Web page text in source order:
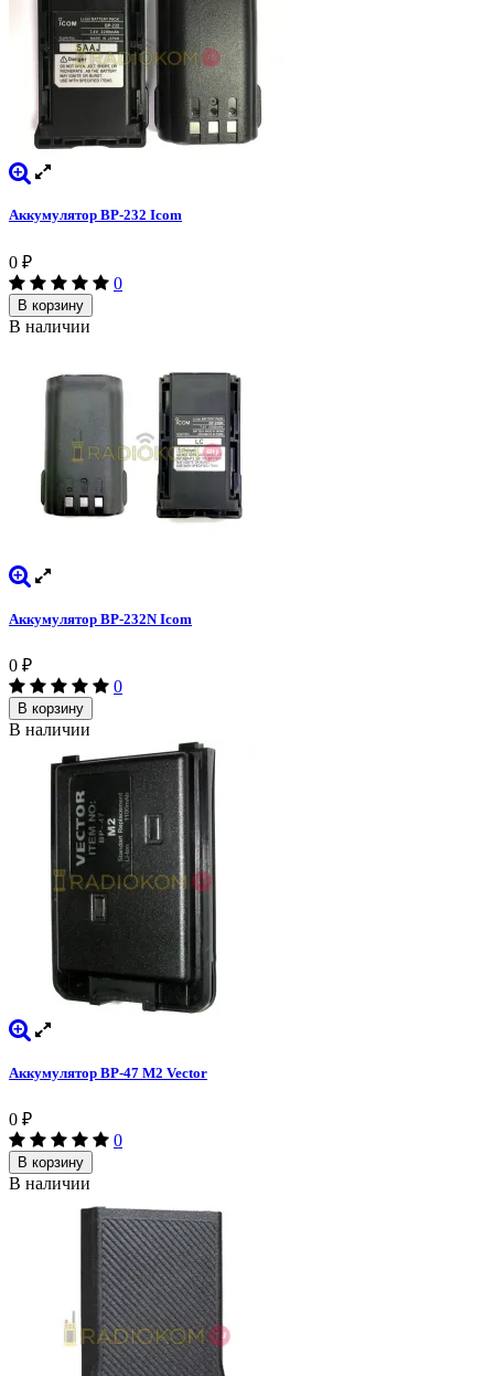
Аккумулятор BP-232 Icom
0 ₽
0
В корзину
В наличии
Аккумулятор BP-232N Icom
0 ₽
0
В корзину
В наличии
Аккумулятор BP-47 M2 Vector
0 ₽
0
В корзину
В наличии